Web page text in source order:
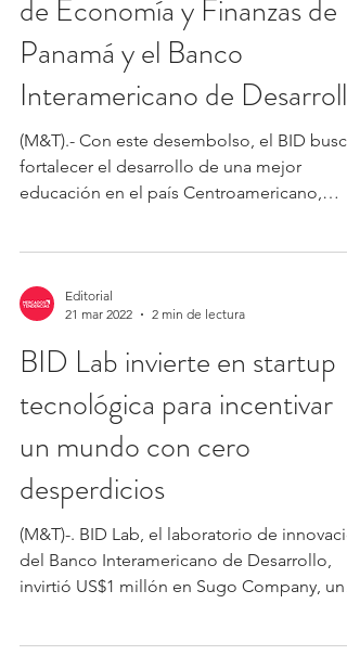
Convenio entre el Ministerio
de Economía y Finanzas de
Panamá y el Banco
Interamericano de Desarroll
(M&T).- Con este desembolso, el BID busca
educación en el país Centroamericano,
Editorial
21 mar 2022
2 min de lectura
BID Lab invierte en startup
tecnológica para incentivar
un mundo con cero
desperdicios
(M&T)-. BID Lab, el laboratorio de
invirtió US$1 millón en Sugo Company, una